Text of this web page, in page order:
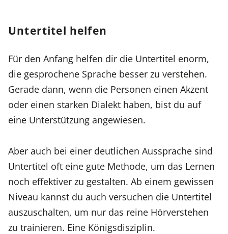
Untertitel helfen
Für den Anfang helfen dir die Untertitel enorm,
die gesprochene Sprache besser zu verstehen.
Gerade dann, wenn die Personen einen Akzent
oder einen starken Dialekt haben, bist du auf
eine Unterstützung angewiesen.
Aber auch bei einer deutlichen Aussprache sind
Untertitel oft eine gute Methode, um das Lernen
noch effektiver zu gestalten. Ab einem gewissen
Niveau kannst du auch versuchen die Untertitel
auszuschalten, um nur das reine Hörverstehen
zu trainieren. Eine Königsdisziplin.